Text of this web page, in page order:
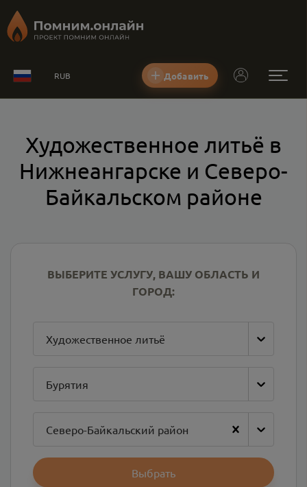
RUB Добавить
Художественное литьё в
Нижнеангарске и Северо-
Байкальском районе
ВЫБЕРИТЕ УСЛУГУ, ВАШУ ОБЛАСТЬ И
ГОРОД:
Художественное литьё
Бурятия
Северо-Байкальский район
Выбрать